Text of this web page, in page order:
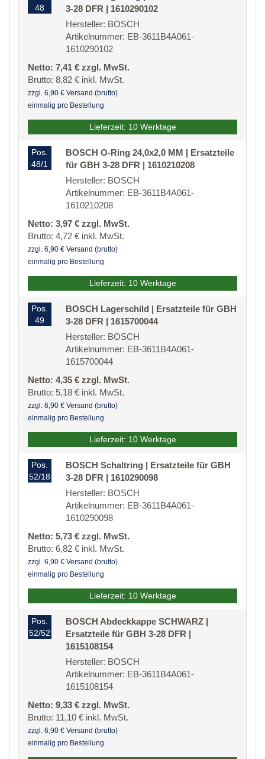
48
3-28 DFR | 1610290102
Hersteller: BOSCH
Artikelnummer: EB-3611B4A061-
1610290102
Netto: 7,41 € zzgl. MwSt.
Brutto: 8,82 € inkl. MwSt.
zzgl. 6,90 € Versand (brutto)
einmalig pro Bestellung
Lieferzeit: 10 Werktage
Pos.
48/1
BOSCH O-Ring 24,0x2,0 MM | Ersatzteile
für GBH 3-28 DFR | 1610210208
Hersteller: BOSCH
Artikelnummer: EB-3611B4A061-
1610210208
Netto: 3,97 € zzgl. MwSt.
Brutto: 4,72 € inkl. MwSt.
zzgl. 6,90 € Versand (brutto)
einmalig pro Bestellung
Lieferzeit: 10 Werktage
Pos.
49
BOSCH Lagerschild | Ersatzteile für GBH
3-28 DFR | 1615700044
Hersteller: BOSCH
Artikelnummer: EB-3611B4A061-
1615700044
Netto: 4,35 € zzgl. MwSt.
Brutto: 5,18 € inkl. MwSt.
zzgl. 6,90 € Versand (brutto)
einmalig pro Bestellung
Lieferzeit: 10 Werktage
Pos.
52/18
BOSCH Schaltring | Ersatzteile für GBH
3-28 DFR | 1610290098
Hersteller: BOSCH
Artikelnummer: EB-3611B4A061-
1610290098
Netto: 5,73 € zzgl. MwSt.
Brutto: 6,82 € inkl. MwSt.
zzgl. 6,90 € Versand (brutto)
einmalig pro Bestellung
Lieferzeit: 10 Werktage
Pos.
52/52
BOSCH Abdeckkappe SCHWARZ |
Ersatzteile für GBH 3-28 DFR |
1615108154
Hersteller: BOSCH
Artikelnummer: EB-3611B4A061-
1615108154
Netto: 9,33 € zzgl. MwSt.
Brutto: 11,10 € inkl. MwSt.
zzgl. 6,90 € Versand (brutto)
einmalig pro Bestellung